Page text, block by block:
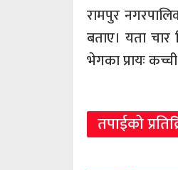
रामपुर
बताए। यता चार
भेगका प्रायः
तपाईको